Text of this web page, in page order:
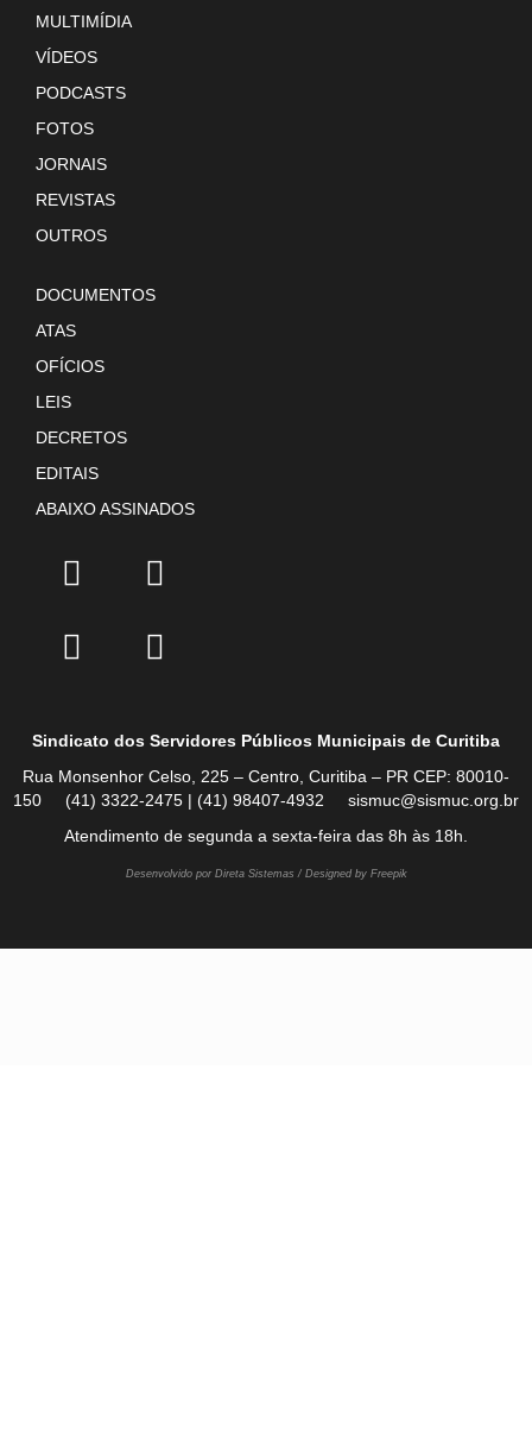
MULTIMÍDIA
VÍDEOS
PODCASTS
FOTOS
JORNAIS
REVISTAS
OUTROS
DOCUMENTOS
ATAS
OFÍCIOS
LEIS
DECRETOS
EDITAIS
ABAIXO ASSINADOS
Sindicato dos Servidores Públicos Municipais de Curitiba
Rua Monsenhor Celso, 225 – Centro, Curitiba – PR CEP: 80010-
150 (41) 3322-2475 | (41) 98407-4932 sismuc@sismuc.org.br
Atendimento de segunda a sexta-feira das 8h às 18h.
Desenvolvido por Direta Sistemas / Designed by Freepik